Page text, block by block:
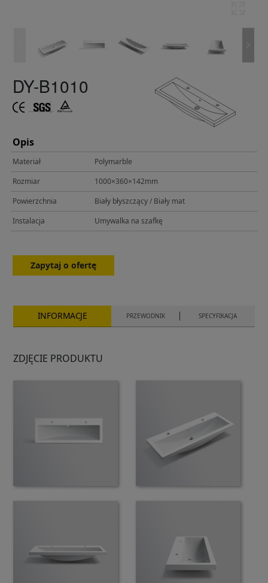
DY-B1010
Opis
Materiał
Polymarble
Rozmiar
1000×360×142mm
Powierzchnia
Biały błyszczący / Biały mat
Instalacja
Umywalka na szafkę
Zapytaj o ofertę
INFORMACJE PRZEWODNIK SPECYFIKACJA
ZDJĘCIE PRODUKTU